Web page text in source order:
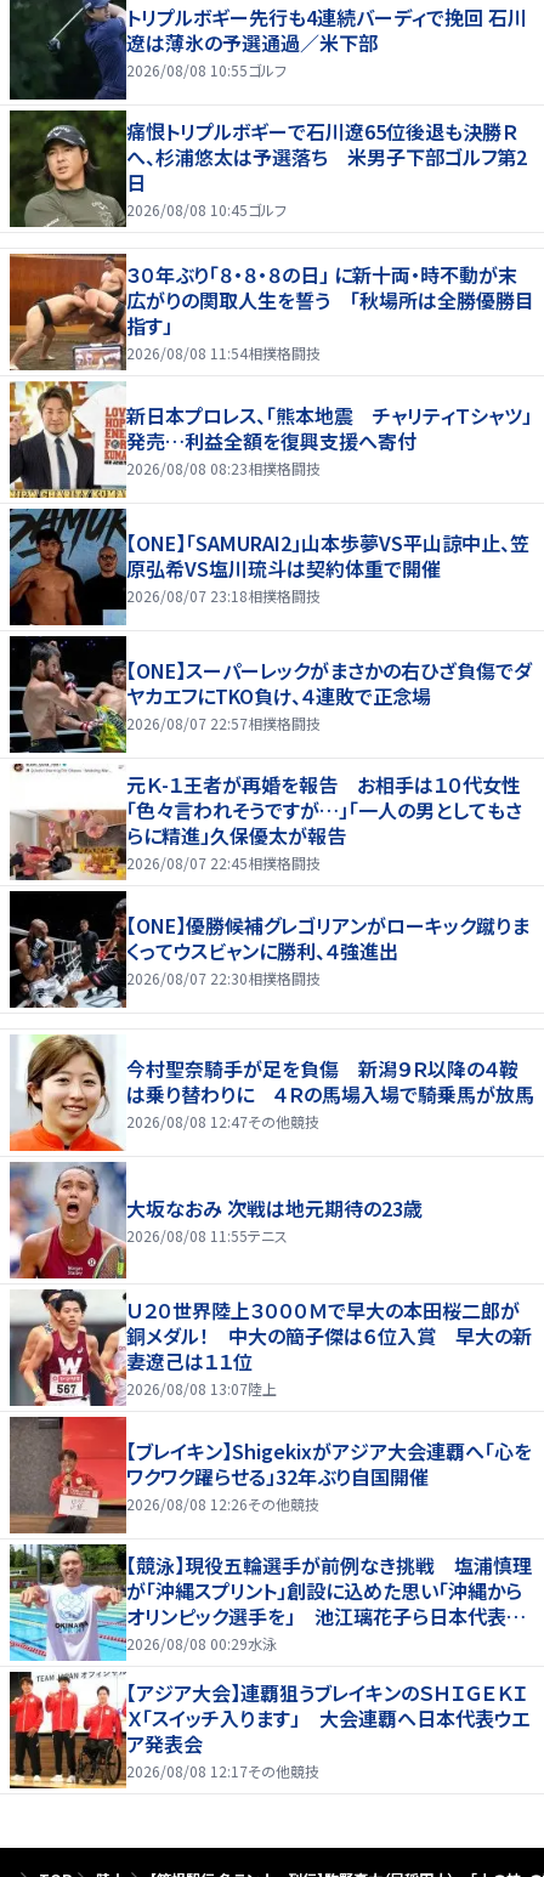
トリプルボギー先行も4連続バーディで挽回 石川
遼は薄氷の予選通過／米下部
2026/08/08 10:55ゴルフ
痛恨トリプルボギーで石川遼65位後退も決勝Ｒ
へ、杉浦悠太は予選落ち 米男子下部ゴルフ第2
日
2026/08/08 10:45ゴルフ
３０年ぶり「８・８・８の日」 に新十両・時不動が末
広がりの関取人生を誓う 「秋場所は全勝優勝目
指す」
2026/08/08 11:54相撲格闘技
新日本プロレス、「熊本地震 チャリティＴシャツ」
発売…利益全額を復興支援へ寄付
2026/08/08 08:23相撲格闘技
【ONE】「SAMURAI2」山本歩夢VS平山諒中止、笠
原弘希VS塩川琉斗は契約体重で開催
2026/08/07 23:18相撲格闘技
【ONE】スーパーレックがまさかの右ひざ負傷でダ
ヤカエフにTKO負け、４連敗で正念場
2026/08/07 22:57相撲格闘技
元Ｋ-１王者が再婚を報告 お相手は１０代女性
「色々言われそうですが…」「一人の男としてもさ
らに精進」久保優太が報告
2026/08/07 22:45相撲格闘技
【ONE】優勝候補グレゴリアンがローキック蹴りま
くってウスビャンに勝利、４強進出
2026/08/07 22:30相撲格闘技
今村聖奈騎手が足を負傷 新潟９Ｒ以降の４鞍
は乗り替わりに ４Ｒの馬場入場で騎乗馬が放馬
2026/08/08 12:47その他競技
大坂なおみ 次戦は地元期待の23歳
2026/08/08 11:55テニス
Ｕ２０世界陸上３０００Ｍで早大の本田桜二郎が
銅メダル！ 中大の簡子傑は６位入賞 早大の新
妻遼己は１１位
2026/08/08 13:07陸上
【ブレイキン】Shigekixがアジア大会連覇へ「心を
ワクワク躍らせる」32年ぶり自国開催
2026/08/08 12:26その他競技
【競泳】現役五輪選手が前例なき挑戦 塩浦慎理
が「沖縄スプリント」創設に込めた思い「沖縄から
オリンピック選手を」 池江璃花子ら日本代表も
参戦
2026/08/08 00:29水泳
【アジア大会】連覇狙うブレイキンのＳＨＩＧＥＫＩ
Ｘ「スイッチ入ります」 大会連覇へ日本代表ウエ
ア発表会
2026/08/08 12:17その他競技